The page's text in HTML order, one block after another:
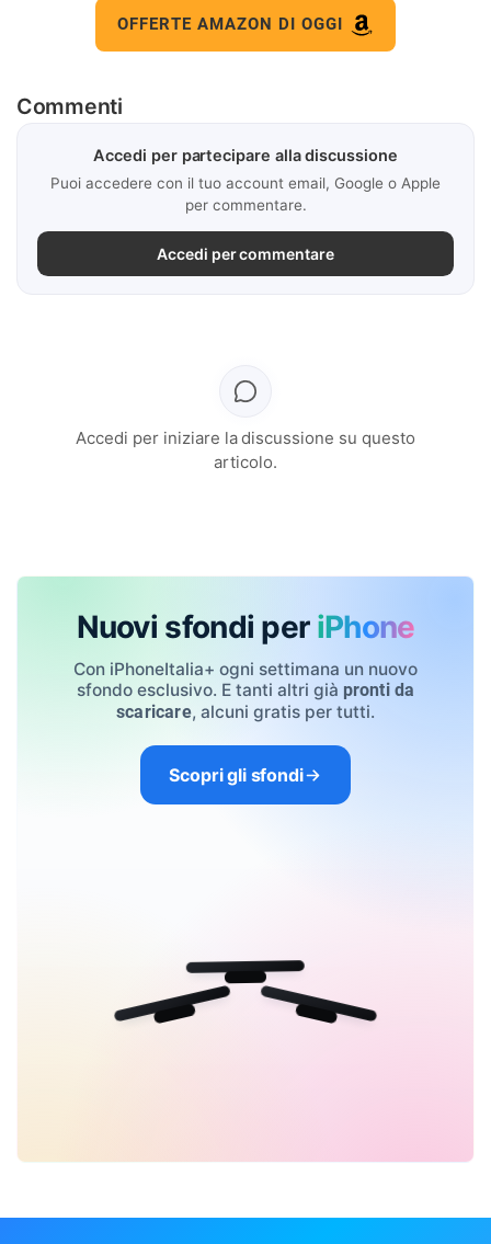
OFFERTE AMAZON DI OGGI
Commenti
Accedi per partecipare alla discussione
Puoi accedere con il tuo account email, Google o Apple
per commentare.
Accedi per commentare
Accedi per iniziare la discussione su questo
articolo.
Nuovi sfondi per iPhone
Con iPhoneItalia+ ogni settimana un nuovo
sfondo esclusivo. E tanti altri già pronti da
scaricare, alcuni gratis per tutti.
Scopri gli sfondi